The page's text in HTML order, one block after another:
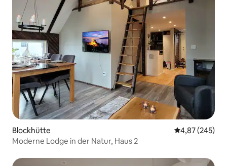
Blockhütte
4,87 (245)
Moderne Lodge in der Natur, Haus 2